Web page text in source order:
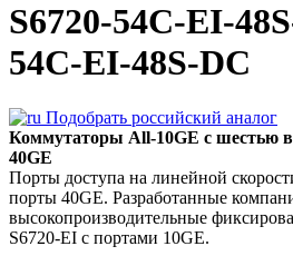
S6720-54C-EI-
54C-EI-48S-DC
Подобрать российский аналог
Коммутаторы All-10GE с шестью
40GE
Порты доступа на линейной
порты 40GE. Разработанные
высокопроизводительные
S6720-EI с портами 10GE.